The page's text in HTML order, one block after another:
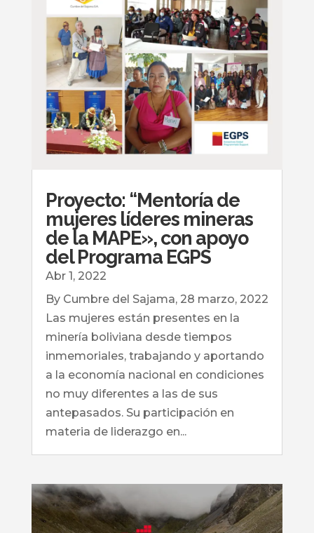
Proyecto: “Mentoría de
mujeres líderes mineras
de la MAPE», con apoyo
del Programa EGPS
Abr 1, 2022
By Cumbre del Sajama, 28 marzo, 2022
Las mujeres están presentes en la
minería boliviana desde tiempos
inmemoriales, trabajando y aportando
a la economía nacional en condiciones
no muy diferentes a las de sus
antepasados. Su participación en
materia de liderazgo en...